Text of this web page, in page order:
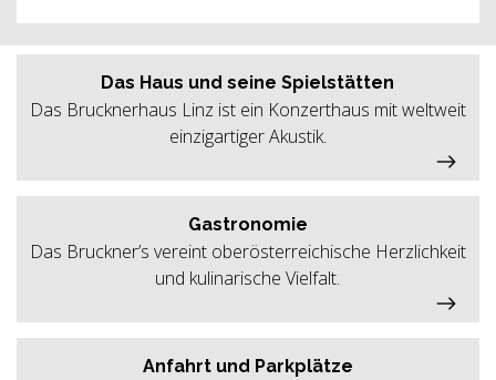
Das Haus und seine Spielstätten
Das Brucknerhaus Linz ist ein Konzerthaus mit weltweit
einzigartiger Akustik.
Gastronomie
Das Bruckner’s vereint oberösterreichische Herzlichkeit
und kulinarische Vielfalt.
Anfahrt und Parkplätze